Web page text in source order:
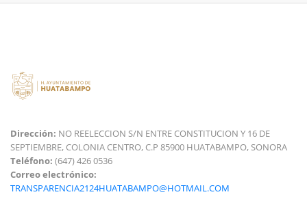
Dirección: NO REELECCION S/N ENTRE CONSTITUCION Y 16 DE
SEPTIEMBRE, COLONIA CENTRO, C.P 85900 HUATABAMPO, SONORA
Teléfono: (647) 426 0536
Correo electrónico:
TRANSPARENCIA2124HUATABAMPO@HOTMAIL.COM